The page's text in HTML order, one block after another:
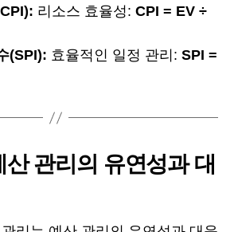
리소스 효율성: CPI = EV ÷
(SPI): 효율적인 일정 관리: SPI =
산 관리의 유연성과 대